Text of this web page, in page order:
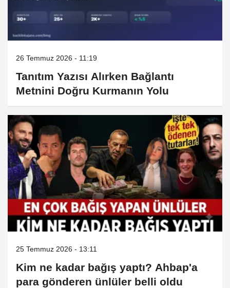
26 Temmuz 2026 - 11:19
Tanıtım Yazısı Alırken Bağlantı
Metnini Doğru Kurmanın Yolu
25 Temmuz 2026 - 13:11
Kim ne kadar bağış yaptı? Ahbap'a
para gönderen ünlüler belli oldu